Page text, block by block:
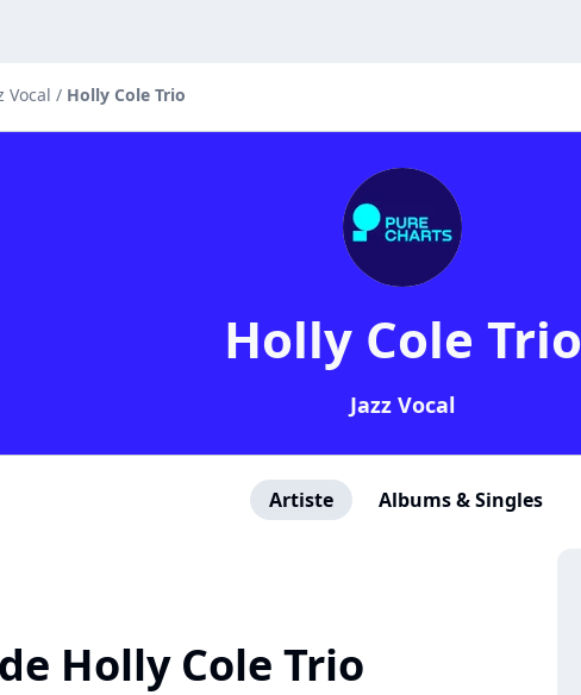
Vocal / Holly Cole Trio
Holly Cole Trio
Jazz Vocal
Artiste Albums & Singles
Holly Cole Trio